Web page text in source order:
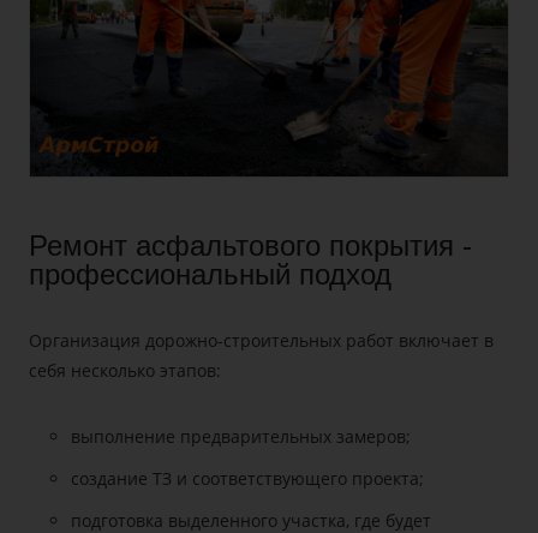
Ремонт асфальтового покрытия -
профессиональный подход
Организация дорожно-строительных работ включает в
себя несколько этапов:
выполнение предварительных замеров;
создание ТЗ и соответствующего проекта;
подготовка выделенного участка, где будет